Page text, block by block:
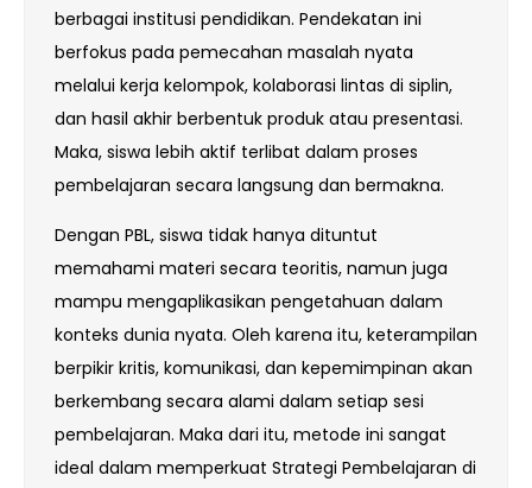
berbagai institusi pendidikan. Pendekatan ini
berfokus pada pemecahan masalah nyata
melalui kerja kelompok, kolaborasi lintas di siplin,
dan hasil akhir berbentuk produk atau presentasi.
Maka, siswa lebih aktif terlibat dalam proses
pembelajaran secara langsung dan bermakna.
Dengan PBL, siswa tidak hanya dituntut
memahami materi secara teoritis, namun juga
mampu mengaplikasikan pengetahuan dalam
konteks dunia nyata. Oleh karena itu, keterampilan
berpikir kritis, komunikasi, dan kepemimpinan akan
berkembang secara alami dalam setiap sesi
pembelajaran. Maka dari itu, metode ini sangat
ideal dalam memperkuat Strategi Pembelajaran di